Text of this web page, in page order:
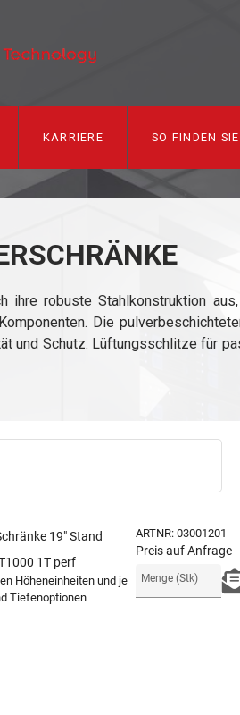
KARRIERE SO FINDEN
ihre robuste Stahlkonstruktion
Die
und Schutz. Lüftungsschlitze für